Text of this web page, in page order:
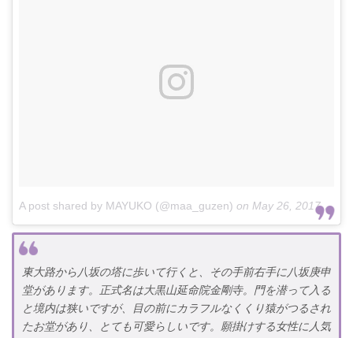
A post shared by MAYUKO (@maa_guzen) on May 26, 2017 at 9:41am PDT
東大路から八坂の塔に歩いて行くと、その手前右手に八坂庚申
堂があります。正式名は大黒山延命院金剛寺。門を潜って入る
と境内は狭いですが、目の前にカラフルなくくり猿がつるされ
たお堂があり、とても可愛らしいです。願掛けする女性に人気